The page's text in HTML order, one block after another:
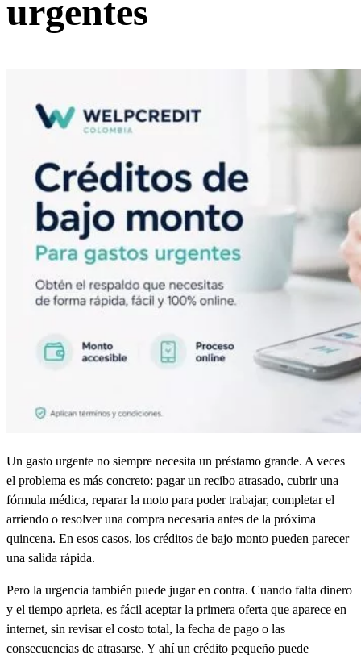
urgentes
Un gasto urgente no siempre necesita un préstamo grande. A veces
el problema es más concreto: pagar un recibo atrasado, cubrir una
fórmula médica, reparar la moto para poder trabajar, completar el
arriendo o resolver una compra necesaria antes de la próxima
quincena. En esos casos, los créditos de bajo monto pueden parecer
una salida rápida.
Pero la urgencia también puede jugar en contra. Cuando falta dinero
y el tiempo aprieta, es fácil aceptar la primera oferta que aparece en
internet, sin revisar el costo total, la fecha de pago o las
consecuencias de atrasarse. Y ahí un crédito pequeño puede